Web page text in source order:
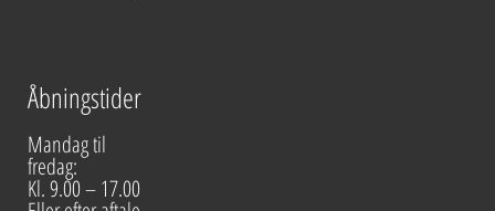
Åbningstider
Mandag til
fredag:
Kl. 9.00 – 17.00